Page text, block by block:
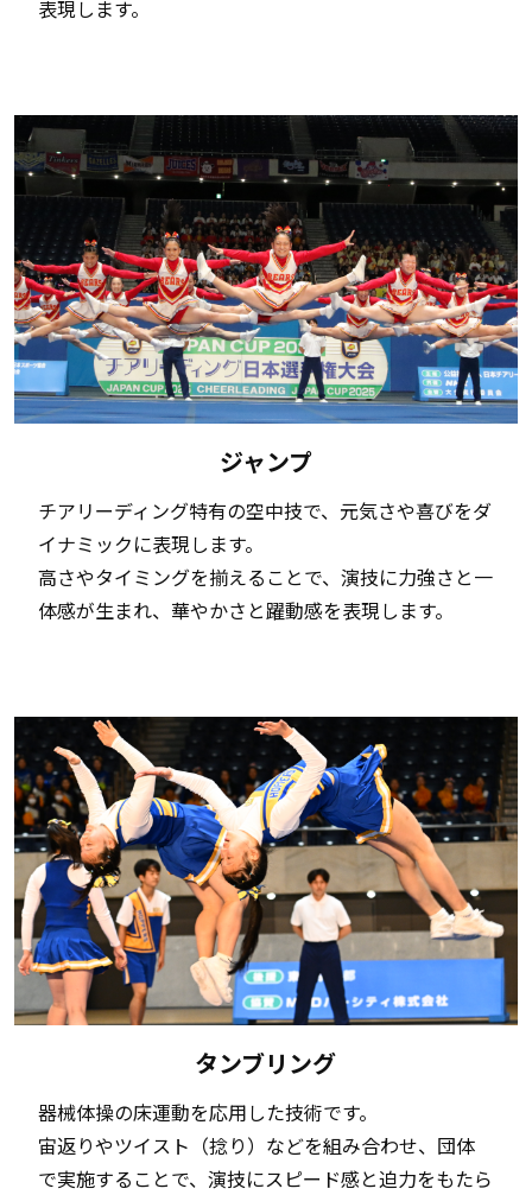
表現します。
ジャンプ
チアリーディング特有の空中技で、元気さや喜びをダ
イナミックに表現します。
高さやタイミングを揃えることで、演技に力強さと一
体感が生まれ、華やかさと躍動感を表現します。
タンブリング
器械体操の床運動を応用した技術です。
宙返りやツイスト（捻り）などを組み合わせ、団体
で実施することで、演技にスピード感と迫力をもたら